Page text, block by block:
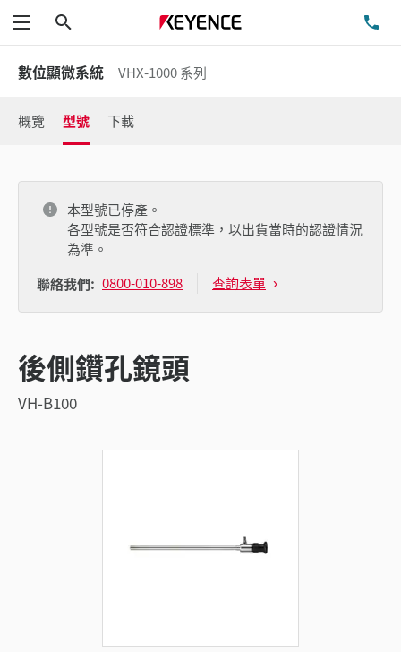
功能表
數位顯微系統 VHX-1000 系列
概覽 型號 下載
本型號已停產。
各型號是否符合認證標準，以出貨當時的認證情況
為準。
聯絡我們: 0800-010-898 查詢表單
後側鑽孔鏡頭
VH-B100